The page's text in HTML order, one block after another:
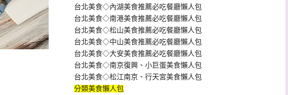
台北美食◇內湖美食推薦必吃餐廳懶人包
台北美食◇南港美食推薦必吃餐廳懶人包
台北美食◇松山美食推薦必吃餐廳懶人包
台北美食◇中山美食推薦必吃餐廳懶人包
台北美食◇大安美食推薦必吃餐廳懶人包
台北美食◇南京復興、小巨蛋美食懶人包
台北美食◇松江南京、行天宮美食懶人包
分類美食懶人包